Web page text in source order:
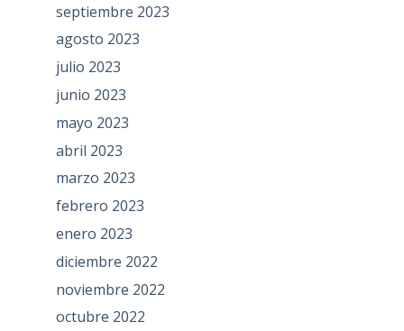
septiembre 2023
agosto 2023
julio 2023
junio 2023
mayo 2023
abril 2023
marzo 2023
febrero 2023
enero 2023
diciembre 2022
noviembre 2022
octubre 2022